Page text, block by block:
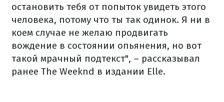
остановить тебя от попыток увидеть этого
человека, потому что ты так одинок. Я ни в
коем случае не желаю продвигать
вождение в состоянии опьянения, но вот
такой мрачный подтекст", – рассказывал
ранее The Weeknd в издании Elle.